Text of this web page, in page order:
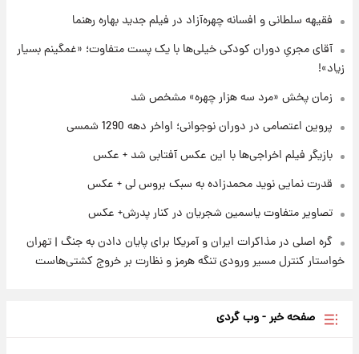
علی مطهری: اجرای کامل تفاهم‌نامه اسلام‌آباد،
فقیهه سلطانی و افسانه چهره‌آزاد در فیلم جدید بهاره رهنما
آقای مجریِ دوران کودکی خیلی‌ها با یک پست متفاوت؛ «غمگینم بسیار
زیاد»!
زمان پخش «مرد سه هزار چهره» مشخص شد
پروین اعتصامی در دوران نوجوانی؛ اواخر دهه 1290 شمسی
بازیگر فیلم اخراجی‌ها با این عکس آفتابی شد + عکس
قدرت نمایی نوید محمدزاده به سبک بروس لی + عکس
تصاویر متفاوت یاسمین شجریان در کنار پدرش+ عکس
گره اصلی در مذاکرات ایران و آمریکا برای پایان دادن به جنگ | تهران
خواستار کنترل مسیر ورودی تنگه هرمز و نظارت بر خروج کشتی‌هاست
صفحه خبر - وب گردی